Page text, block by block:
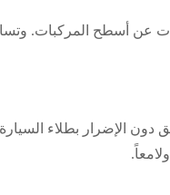
عن أسطح المركبات.
الإضرار بطلاء السيارة